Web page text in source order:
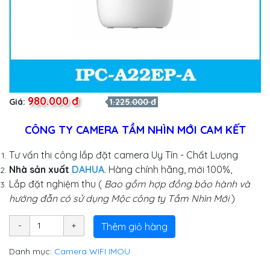
Giá: 980.000 đ 1.225.000 đ
CÔNG TY CAMERA TẦM NHÌN MỚI CAM KẾT
Tư vấn thi công lắp đặt camera Uy Tín - Chất Lượng
Nhà sản xuất DAHUA. Hàng chính hãng, mới 100%,
Lắp đặt nghiệm thu ( Bao gồm hợp đồng bảo hành và
hướng đẫn có sử dụng Mộc công ty Tầm Nhìn Mới)
Thêm giỏ hàng
Danh mục: Camera WIFI IMOU